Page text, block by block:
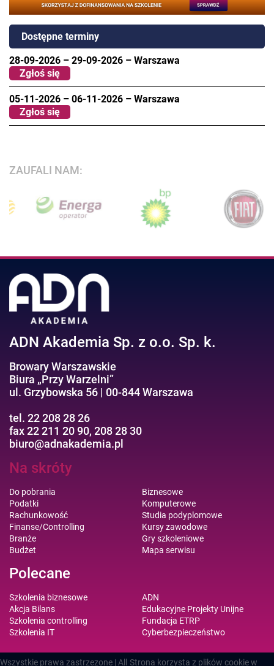
Dostępne terminy
28-09-2026 – 29-09-2026 – Warszawa
Zgłoś się
05-11-2026 – 06-11-2026 – Warszawa
Zgłoś się
ZAUFALI NAM:
ADN Akademia Sp. z o.o. Sp. k.
Browary Warszawskie
Biura „Przy Warzelni”
ul. Grzybowska 56 | 00-844 Warszawa
tel. 22 208 28 26
fax 22 211 20 90, 208 28 30
biuro@adnakademia.pl
Na skróty
Do pobrania
Podatki
Rachunkowość
Finanse/Controlling
Branże
Budżet
Biznesowe
Komputerowe
Studia podyplomowe
Kursy zawodowe
Gry szkoleniowe
Mapa serwisu
Polecane
Szkolenia biznesowe
Akcja Bilans
Szkolenia controlling
Szkolenia IT
ADN
Edukacyjne Projekty Unijne
Fundacja ETRP
Cyberbezpieczeństwo
Wszystkie prawa zastrzezone | All Strona korzysta z plików cookie w